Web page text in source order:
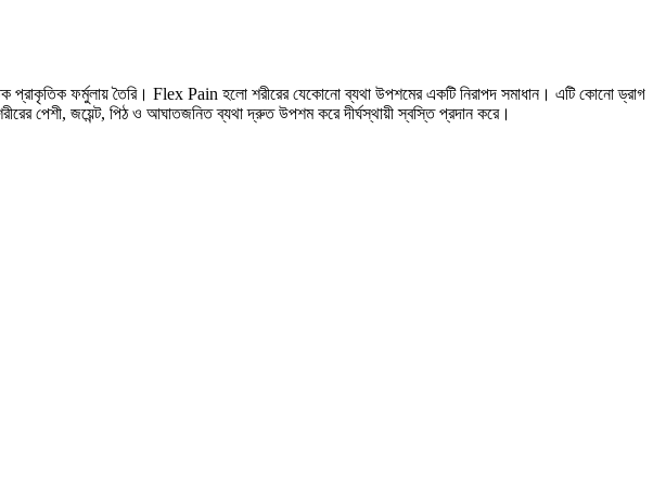
ফর্মুলায় তৈরি। Flex Pain হলো শরীরের যেকোনো ব্যথা উপশমের একটি নিরাপদ সমাধান। এটি কোনো ড্রাগ
পেশী, জয়েন্ট, পিঠ ও আঘাতজনিত ব্যথা দ্রুত উপশম করে দীর্ঘস্থায়ী স্বস্তি প্রদান করে।